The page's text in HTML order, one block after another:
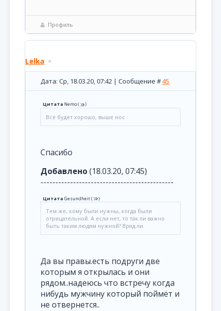
Профиль
Lelka
Дата: Ср, 18.03.20, 07:42 | Сообщение #45
Цитата Nemo( )
Всё будет хорошо, выше нос
Спасибо
Добавлено(18.03.20, 07:45)
---------------------------------------------
ЦитатаGesundheit( )
Тем же, кому были нужны, когда были
отрицательной. А если нет, то так ли важно
быть таким людям нужной? Вряд ли.
Да вы правы.есть подруги две
которым я открылась и они
рядом..надеюсь что встречу когда
нибудь мужчину который поймёт и
не отвернется..